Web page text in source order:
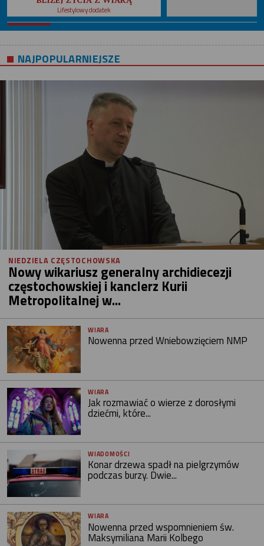
Lifestylowy dodatek
NAJPOPULARNIEJSZE
NIEDZIELA CZĘSTOCHOWSKA
Nowy wikariusz generalny archidiecezji
częstochowskiej i kanclerz Kurii
Metropolitalnej w...
WIARA
Nowenna przed Wniebowzięciem NMP
WIARA
Jak rozmawiać o wierze z dorosłymi
dziećmi, które...
WIADOMOŚCI
Konar drzewa spadł na pielgrzymów
podczas burzy. Dwie...
WIARA
Nowenna przed wspomnieniem św.
Maksymiliana Marii Kolbego